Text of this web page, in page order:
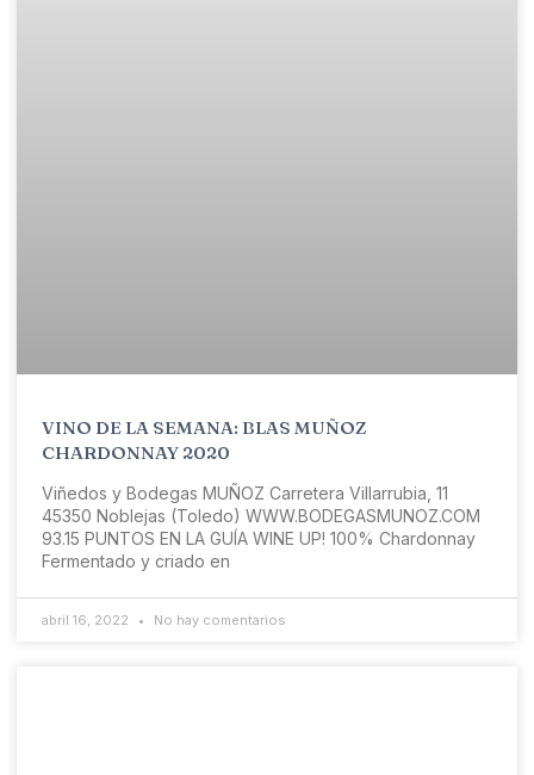
VINO DE LA SEMANA: BLAS MUÑOZ
CHARDONNAY 2020
Viñedos y Bodegas MUÑOZ Carretera Villarrubia, 11
45350 Noblejas (Toledo) WWW.BODEGASMUNOZ.COM
93.15 PUNTOS EN LA GUÍA WINE UP! 100% Chardonnay
Fermentado y criado en
abril 16, 2022 No hay comentarios